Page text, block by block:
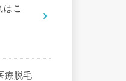
こ
療脱毛